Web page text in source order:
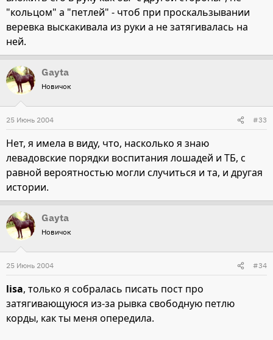
"кольцом" а "петлей" - чтоб при проскальзывании
веревка выскакивала из руки а не затягивалась на
ней.
Gayta
Новичок
25 Июнь 2004 #33
Нет, я имела в виду, что, насколько я знаю
левадовские порядки воспитания лошадей и ТБ, с
равной вероятностью могли случиться и та, и другая
истории.
Gayta
Новичок
25 Июнь 2004 #34
lisa, только я собралась писать пост про
затягивающуюся из-за рывка свободную петлю
корды, как ты меня опередила.